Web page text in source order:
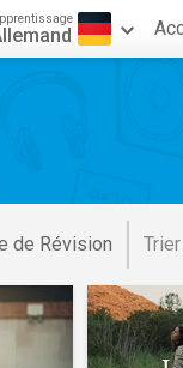
de Révision